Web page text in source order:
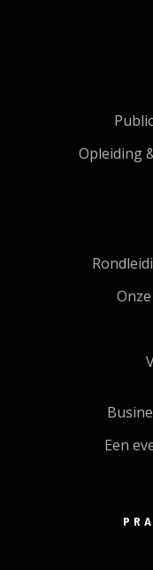
Opleiding
Een